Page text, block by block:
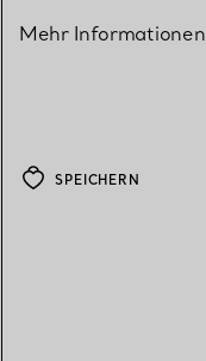
Mehr Informationen
SPEICHERN